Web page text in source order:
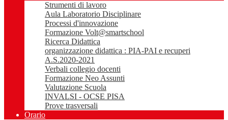
Strumenti di lavoro
Aula Laboratorio Disciplinare
Processi d'innovazione
Formazione Volt@smartschool
Ricerca Didattica
organizzazione didattica : PIA-PAI e recuperi
A.S.2020-2021
Verbali collegio docenti
Formazione Neo Assunti
Valutazione Scuola
INVALSI - OCSE PISA
Prove trasversali
Orario